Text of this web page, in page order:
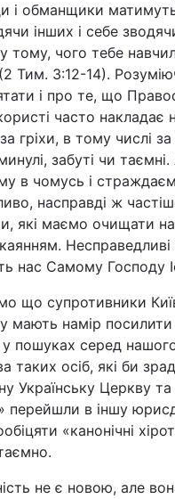
і обманщики
інших і себе
тому, чого тебе
Тим. 3:12-14).
і про те, що
часто накладає
гріхи, в тому числі за
забуті чи
в чомусь і
насправді ж
які маємо очищати
нас Самому Господу
що супротивники
мають намір
у пошуках серед
таких осіб, які би
Українську Церкву та
перейшли в іншу
«канонічні
не є новою, але